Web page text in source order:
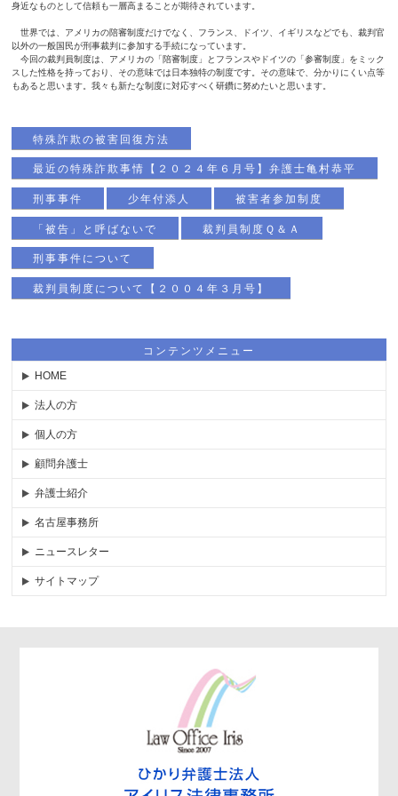
身近なものとして信頼も一層高まることが期待されています。
世界では、アメリカの陪審制度だけでなく、フランス、ドイツ、イギリスなどでも、裁判官
以外の一般国民が刑事裁判に参加する手続になっています。
今回の裁判員制度は、アメリカの「陪審制度」とフランスやドイツの「参審制度」をミック
スした性格を持っており、その意味では日本独特の制度です。その意味で、分かりにくい点等
もあると思います。我々も新たな制度に対応すべく研鑽に努めたいと思います。
特殊詐欺の被害回復方法
最近の特殊詐欺事情【２０２４年６月号】弁護士亀村恭平
刑事事件 少年付添人 被害者参加制度
「被告」と呼ばないで 裁判員制度Ｑ＆Ａ
刑事事件について
裁判員制度について【２００４年３月号】
コンテンツメニュー
HOME
法人の方
個人の方
顧問弁護士
弁護士紹介
名古屋事務所
ニュースレター
サイトマップ